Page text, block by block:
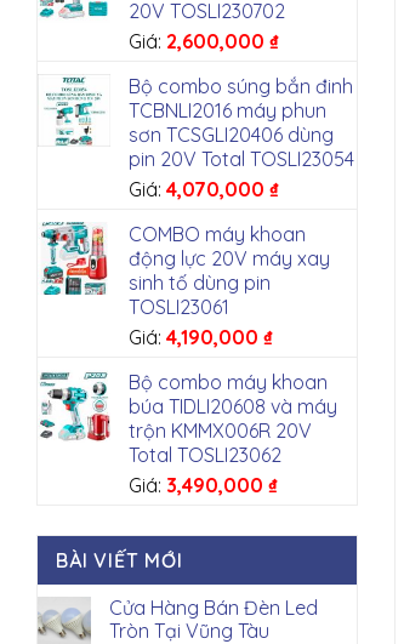
20V TOSLI230702
Giá: 2,600,000 ₫
Bộ combo súng bắn đinh
TCBNLI2016 máy phun
sơn TCSGLI20406 dùng
pin 20V Total TOSLI23054
Giá: 4,070,000 ₫
COMBO máy khoan
động lực 20V máy xay
sinh tố dùng pin
TOSLI23061
Giá: 4,190,000 ₫
Bộ combo máy khoan
búa TIDLI20608 và máy
trộn KMMX006R 20V
Total TOSLI23062
Giá: 3,490,000 ₫
BÀI VIẾT MỚI
Cửa Hàng Bán Đèn Led
Tròn Tại Vũng Tàu